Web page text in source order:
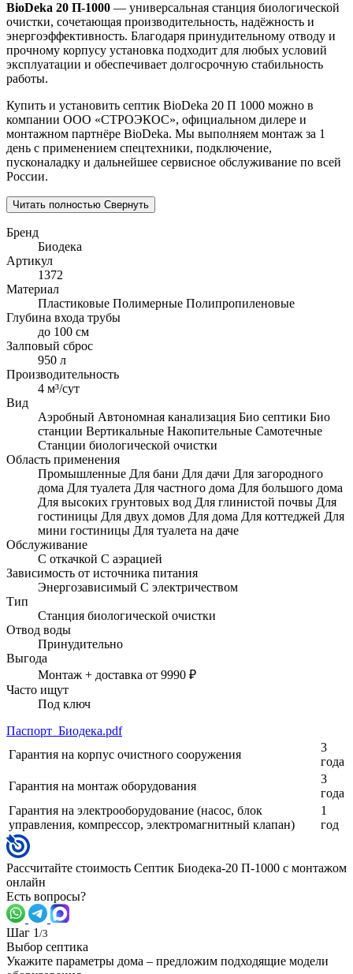
BioDeka 20 П-1000 — универсальная станция биологической
очистки, сочетающая производительность, надёжность и
энергоэффективность. Благодаря принудительному отводу и
прочному корпусу установка подходит для любых условий
эксплуатации и обеспечивает долгосрочную стабильность
работы.
Купить и установить септик BioDeka 20 П 1000 можно в
компании ООО «СТРОЭКОС», официальном дилере и
монтажном партнёре BioDeka. Мы выполняем монтаж за 1
день с применением спецтехники, подключение,
пусконаладку и дальнейшее сервисное обслуживание по всей
России.
Читать полностью Свернуть
Бренд
Биодека
Артикул
1372
Материал
Пластиковые Полимерные Полипропиленовые
Глубина входа трубы
до 100 см
Залповый сброс
950 л
Производительность
4 м³/сут
Вид
Аэробный Автономная канализация Био септики Био
станции Вертикальные Накопительные Самотечные
Станции биологической очистки
Область применения
Промышленные Для бани Для дачи Для загородного
дома Для туалета Для частного дома Для большого дома
Для высоких грунтовых вод Для глинистой почвы Для
гостиницы Для двух домов Для дома Для коттеджей Для
мини гостиницы Для туалета на даче
Обслуживание
С откачкой С аэрацией
Зависимость от источника питания
Энергозависимый С электричеством
Тип
Станция биологической очистки
Отвод воды
Принудительно
Выгода
Монтаж + доставка от 9990 ₽
Часто ищут
Под ключ
Паспорт_Биодека.pdf
Гарантия на корпус очистного сооружения
3
года
Гарантия на монтаж оборудования
3
года
Гарантия на электрооборудование (насос, блок
управления, компрессор, электромагнитный клапан)
1
год
Рассчитайте стоимость Септик Биодека-20 П-1000 с монтажом
онлайн
Есть вопросы?
Шаг 1 /3
Выбор септика
Укажите параметры дома – предложим подходящие модели